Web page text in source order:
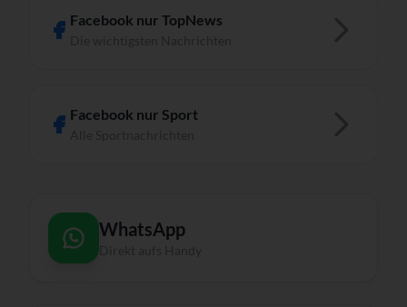
Facebook nur TopNews
Facebook nur Sport
WhatsApp